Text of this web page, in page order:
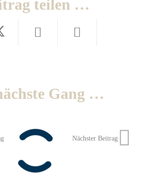
teilen …
Gang …
Nächster Beitrag